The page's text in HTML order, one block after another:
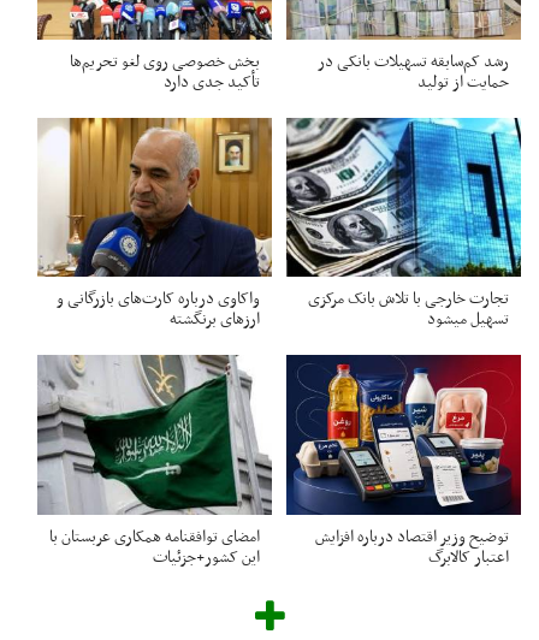
رشد کم‌سابقه تسهیلات بانکی در
حمایت از تولید
بخش خصوصی روی لغو تحریم‌ها
تأکید جدی دارد
تجارت خارجی با تلاش بانک مرکزی
تسهیل میشود
واکاوی درباره کارت‌های بازرگانی و
ارزهای برنگشته
توضیح وزیر اقتصاد درباره افزایش
اعتبار کالابرگ
امضای توافقنامه همکاری عربستان با
این کشور+جزئیات